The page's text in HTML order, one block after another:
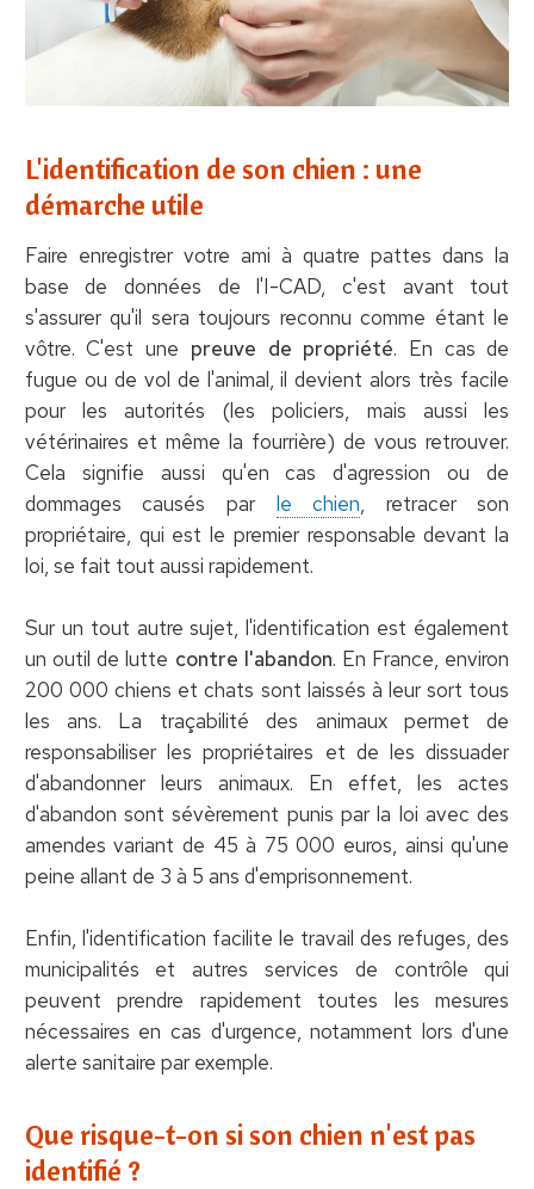
L'identification de son chien : une
démarche utile
Faire enregistrer votre ami à quatre pattes dans la
base de données de l'I-CAD, c'est avant tout
s'assurer qu'il sera toujours reconnu comme étant le
vôtre. C'est une preuve de propriété. En cas de
fugue ou de vol de l'animal, il devient alors très facile
pour les autorités (les policiers, mais aussi les
vétérinaires et même la fourrière) de vous retrouver.
Cela signifie aussi qu'en cas d'agression ou de
dommages causés par le chien, retracer son
propriétaire, qui est le premier responsable devant la
loi, se fait tout aussi rapidement.
Sur un tout autre sujet, l'identification est également
un outil de lutte contre l'abandon. En France, environ
200 000 chiens et chats sont laissés à leur sort tous
les ans. La traçabilité des animaux permet de
responsabiliser les propriétaires et de les dissuader
d'abandonner leurs animaux. En effet, les actes
d'abandon sont sévèrement punis par la loi avec des
amendes variant de 45 à 75 000 euros, ainsi qu'une
peine allant de 3 à 5 ans d'emprisonnement.
Enfin, l'identification facilite le travail des refuges, des
municipalités et autres services de contrôle qui
peuvent prendre rapidement toutes les mesures
nécessaires en cas d'urgence, notamment lors d'une
alerte sanitaire par exemple.
Que risque-t-on si son chien n'est pas
identifié ?